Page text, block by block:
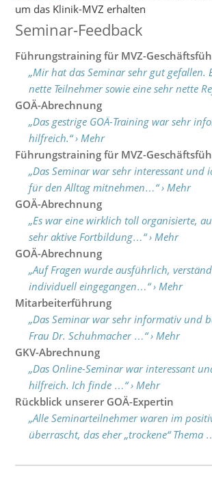
um das Klinik-MVZ erhalten
Seminar-Feedback
Führungstraining für MVZ-
„Mir hat das Seminar sehr gut gefallen.
nette Teilnehmer sowie eine sehr nette
GOÄ-Abrechnung
„Das gestrige GOÄ-Training war sehr
hilfreich.“ › Mehr
Führungstraining für MVZ-
„Das Seminar war sehr interessant und
für den Alltag mitnehmen…“ › Mehr
GOÄ-Abrechnung
„Es war eine wirklich toll organisierte,
sehr aktive Fortbildung…“ › Mehr
GOÄ-Abrechnung
„Auf Fragen wurde ausführlich,
individuell eingegangen…“ › Mehr
Mitarbeiterführung
„Das Seminar war sehr informativ und
Frau Dr. Schuhmacher …“ › Mehr
GKV-Abrechnung
„Das Online-Seminar war interessant
hilfreich. Ich finde …“ › Mehr
Rückblick unserer GOÄ-Expertin
„Alle Seminarteilnehmer waren im
überrascht, das eher „trockene“ Thema